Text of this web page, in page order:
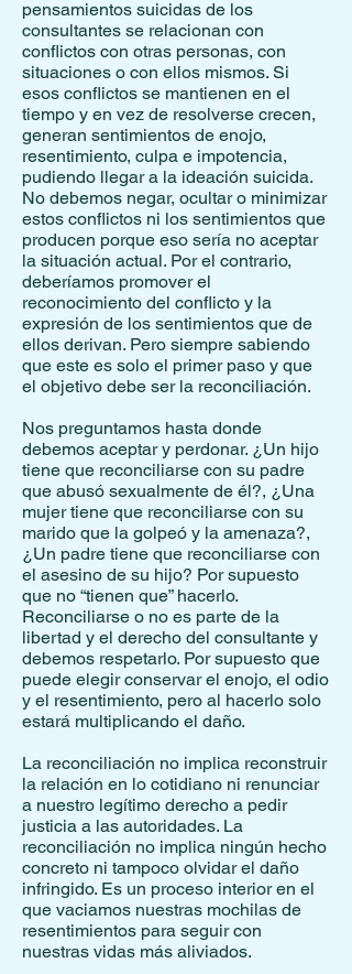
pensamientos suicidas de los
consultantes se relacionan con
conflictos con otras personas, con
situaciones o con ellos mismos. Si
esos conflictos se mantienen en el
tiempo y en vez de resolverse crecen,
generan sentimientos de enojo,
resentimiento, culpa e impotencia,
pudiendo llegar a la ideación suicida.
No debemos negar, ocultar o minimizar
estos conflictos ni los sentimientos que
producen porque eso sería no aceptar
la situación actual. Por el contrario,
deberíamos promover el
reconocimiento del conflicto y la
expresión de los sentimientos que de
ellos derivan. Pero siempre sabiendo
que este es solo el primer paso y que
el objetivo debe ser la reconciliación.
Nos preguntamos hasta donde
debemos aceptar y perdonar. ¿Un hijo
tiene que reconciliarse con su padre
que abusó sexualmente de él?, ¿Una
mujer tiene que reconciliarse con su
marido que la golpeó y la amenaza?,
¿Un padre tiene que reconciliarse con
el asesino de su hijo? Por supuesto
que no “tienen que” hacerlo.
Reconciliarse o no es parte de la
libertad y el derecho del consultante y
debemos respetarlo. Por supuesto que
puede elegir conservar el enojo, el odio
y el resentimiento, pero al hacerlo solo
estará multiplicando el daño.
La reconciliación no implica reconstruir
la relación en lo cotidiano ni renunciar
a nuestro legítimo derecho a pedir
justicia a las autoridades. La
reconciliación no implica ningún hecho
concreto ni tampoco olvidar el daño
infringido. Es un proceso interior en el
que vaciamos nuestras mochilas de
resentimientos para seguir con
nuestras vidas más aliviados.